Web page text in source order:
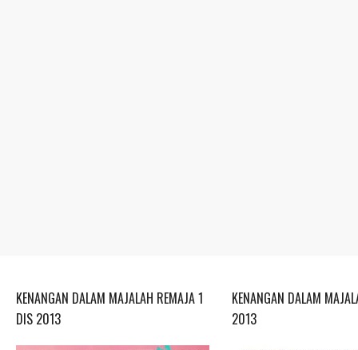
KENANGAN DALAM MAJALAH REMAJA 1
DIS 2013
KENANGAN DALAM
2013